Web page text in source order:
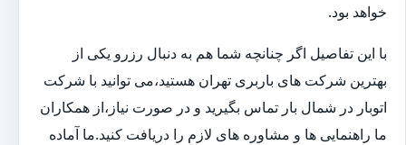
خواهد بود.
با این تفاصیل اگر چنانچه شما هم به دنبال رزرو یکی از
بهترین شرکت های باربری تهران هستید،می توانید با شرکت
اتوبار در شمال بار تماس بگیرید و در صورت نیاز،از همکاران
ما راهنمایی ها و مشاوره های لازم را دریافت کنید.ما آماده